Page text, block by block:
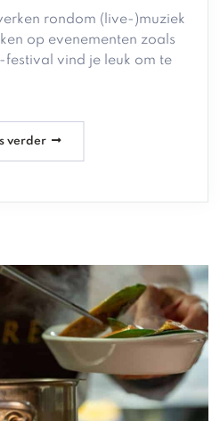
rondom (live-)muziek
op evenementen zoals
festival vind je leuk om te
verder